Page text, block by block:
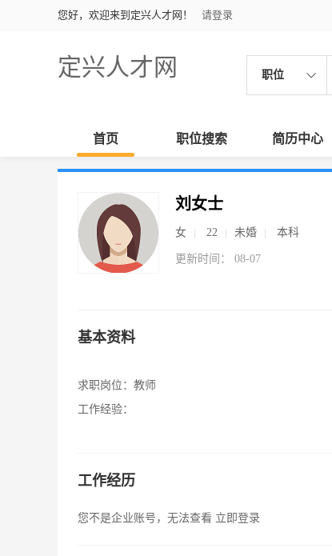
您好，欢迎来到定兴人才网！ 请登录
定兴人才网 职位
首页 职位搜索 简历中心
刘女士
女 22 未婚 本科
更新时间： 08-07
基本资料
求职岗位： 教师
工作经验：
工作经历
您不是企业账号，无法查看 立即登录